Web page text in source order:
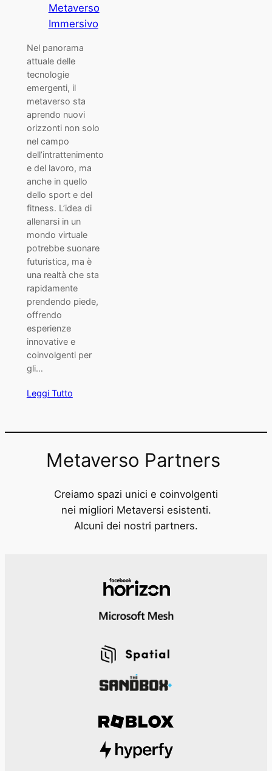
Metaverso
Immersivo
Nel panorama
attuale delle
tecnologie
emergenti, il
metaverso sta
aprendo nuovi
orizzonti non solo
nel campo
dell’intrattenimento
e del lavoro, ma
anche in quello
dello sport e del
fitness. L’idea di
allenarsi in un
mondo virtuale
potrebbe suonare
futuristica, ma è
una realtà che sta
rapidamente
prendendo piede,
offrendo
esperienze
innovative e
coinvolgenti per
gli…
Leggi Tutto
Metaverso Partners
Creiamo spazi unici e coinvolgenti
nei migliori Metaversi esistenti.
Alcuni dei nostri partners.